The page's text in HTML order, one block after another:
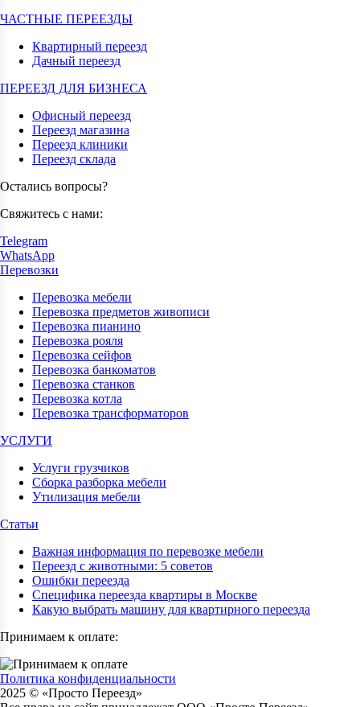
ЧАСТНЫЕ ПЕРЕЕЗДЫ
Квартирный переезд
Дачный переезд
ПЕРЕЕЗД ДЛЯ БИЗНЕСА
Офисный переезд
Переезд магазина
Переезд клиники
Переезд склада
Остались вопросы?
Свяжитесь с нами:
Telegram
WhatsApp
Перевозки
Перевозка мебели
Перевозка предметов живописи
Перевозка пианино
Перевозка рояля
Перевозка сейфов
Перевозка банкоматов
Перевозка станков
Перевозка котла
Перевозка трансформаторов
УСЛУГИ
Услуги грузчиков
Сборка разборка мебели
Утилизация мебели
Статьи
Важная информация по перевозке мебели
Переезд с животными: 5 советов
Ошибки переезда
Специфика переезда квартиры в Москве
Какую выбрать машину для квартирного переезда
Принимаем к оплате:
Политика конфиденциальности
2025 © «Просто Переезд»